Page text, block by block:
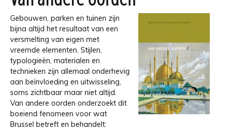
Gebouwen, parken en tuinen zijn
bijna altijd het resultaat van een
versmelting van eigen met
vreemde elementen. Stijlen,
typologieën, materialen en
technieken zijn allemaal onderhevig
aan beïnvloeding en uitwisseling,
soms zichtbaar maar niet altijd.
Van andere oorden onderzoekt dit
boeiend fenomeen voor wat
Brussel betreft en behandelt: